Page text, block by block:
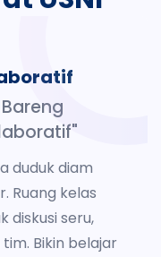
duduk diam
Ruang kelas
diskusi seru,
Bikin belajar